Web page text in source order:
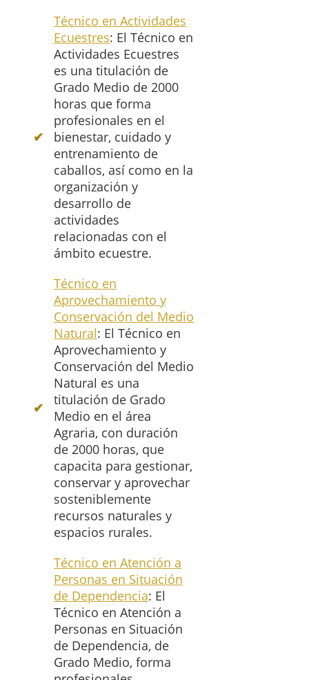
Técnico en Actividades
Ecuestres: El Técnico en
Actividades Ecuestres
es una titulación de
Grado Medio de 2000
horas que forma
profesionales en el
bienestar, cuidado y
entrenamiento de
caballos, así como en la
organización y
desarrollo de
actividades
relacionadas con el
ámbito ecuestre.
Técnico en
Aprovechamiento y
Conservación del Medio
Natural: El Técnico en
Aprovechamiento y
Conservación del Medio
Natural es una
titulación de Grado
Medio en el área
Agraria, con duración
de 2000 horas, que
capacita para gestionar,
conservar y aprovechar
sosteniblemente
recursos naturales y
espacios rurales.
Técnico en Atención a
Personas en Situación
de Dependencia: El
Técnico en Atención a
Personas en Situación
de Dependencia, de
Grado Medio, forma